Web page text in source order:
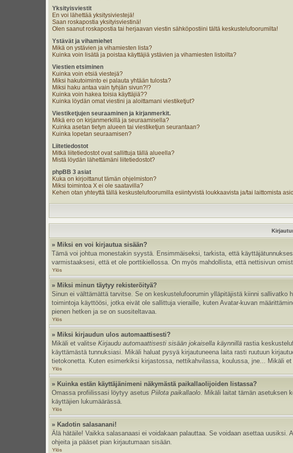
Yksityisviestit
En voi lähettää yksitysiviestejä!
Saan roskapostia yksityisviestinä!
Olen saanut roskapostia tai herjaavan viestin sähköpostiini tältä keskustelufoorumilta!
Ystävät ja vihamiehet
Mikä on ystävien ja vihamiesten lista?
Kuinka voin lisätä ja poistaa käyttäjiä ystävien ja vihamiesten listoilta?
Viestien etsiminen
Kuinka voin etsiä viestejä?
Miksi hakutoiminto ei palauta yhtään tulosta?
Miksi haku antaa vain tyhjän sivun?!?
Kuinka voin hakea toisia käyttäjiä??
Kuinka löydän omat viestini ja aloittamani viestiketjut?
Viestiketjujen seuraaminen ja kirjanmerkit.
Mikä ero on kirjanmerkillä ja seuraamisella?
Kuinka asetan tietyn alueen tai viestiketjun seurantaan?
Kuinka lopetan seuraamisen?
Liitetiedostot
Mitkä liitetiedostot ovat sallittuja tällä alueella?
Mistä löydän lähettämäni liitetiedostot?
phpBB 3 asiat
Kuka on kirjoittanut tämän ohjelmiston?
Miksi toimintoa X ei ole saatavilla?
Kehen otan yhteyttä tällä keskustelufoorumilla esiintyvistä loukkaavista ja/tai laittomista
» Miksi en voi kirjautua sisään?
Tämä voi johtua monestakin syystä. Ensimmäiseksi, tarkista, että
varmistaaksesi, että et ole porttikiellossa. On myös mahdollista, että nettisivun
Ylös
» Miksi minun täytyy rekisteröityä?
Sinun ei välttämättä tarvitse. Se on keskustelufoorumin ylläpitäjistä kiinni
toimintoja käyttöösi, jotka eivät ole sallittuja vieraille, kuten Avatar-kuvan
pienen hetken ja se on suositeltavaa.
Ylös
» Miksi kirjaudun ulos automaattisesti?
Mikäli et valitseKirjaudu automaattisesti sisään jokaisella käynnillä rastia
käyttämästä tunnuksiasi. Mikäli haluat pysyä kirjautuneena laita rasti ruutuun
tietokonetta. Kuten esimerkiksi kirjastossa, nettikahvilassa, koulussa, jne... Mikäli
Ylös
» Kuinka estän käyttäjänimeni näkymästä paikallaolijoiden listassa?
Omassa profiilissasi löytyy asetusPiilota paikallaolo. Mikäli laitat tämän asetuksen
käyttäjien lukumäärässä.
Ylös
» Kadotin salasanani!
Älä hätäile! Vaikka salasanaasi ei voidakaan palauttaa. Se voidaan asettaa
ohjeita ja pääset pian kirjautumaan sisään.
Ylös